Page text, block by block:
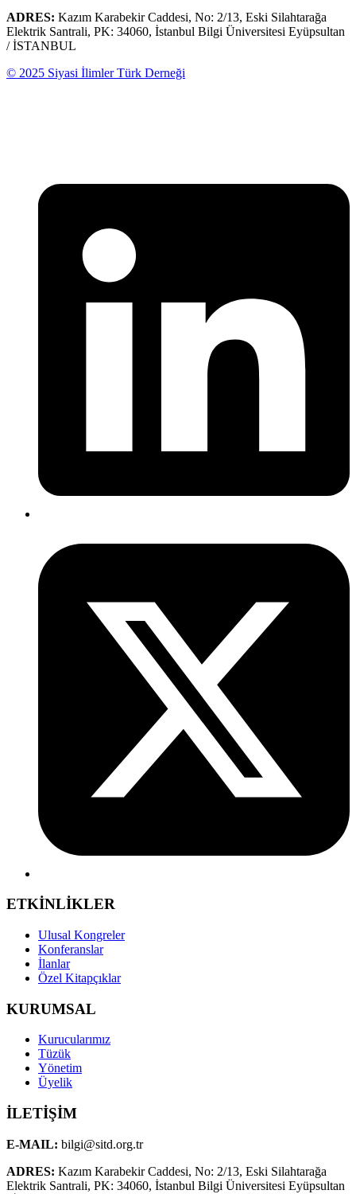
ADRES: Kazım Karabekir Caddesi, No: 2/13, Eski Silahtarağa
Elektrik Santrali, PK: 34060, İstanbul Bilgi Üniversitesi Eyüpsultan
/ İSTANBUL
© 2025 Siyasi İlimler Türk Derneği
ETKİNLİKLER
Ulusal Kongreler
Konferanslar
İlanlar
Özel Kitapçıklar
KURUMSAL
Kurucularımız
Tüzük
Yönetim
Üyelik
İLETİŞİM
E-MAIL: bilgi@sitd.org.tr
ADRES: Kazım Karabekir Caddesi, No: 2/13, Eski Silahtarağa
Elektrik Santrali, PK: 34060, İstanbul Bilgi Üniversitesi Eyüpsultan